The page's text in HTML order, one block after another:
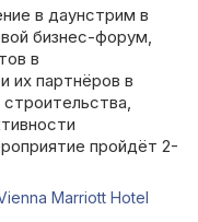
в даунстрим в
бизнес-форум,
в
их партнёров в
строительства,
пройдёт 2-
Marriott Hotel